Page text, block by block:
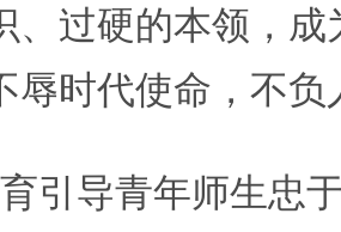
、过硬的本领，
辱时代使命，不负
导青年师生忠于